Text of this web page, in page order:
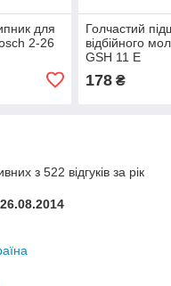
для
2-26
Голчастий
відбійного
GSH 11 E
178₴
з 522 відгуків за рік